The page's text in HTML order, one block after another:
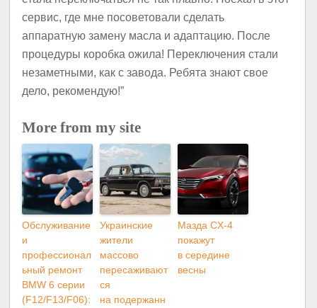
сервис, где мне посоветовали сделать
аппаратную замену масла и адаптацию. После
процедуры коробка ожила! Переключения стали
незаметными, как с завода. Ребята знают свое
дело, рекомендую!”
More from my site
Обслуживание
и
профессионал
ьный ремонт
BMW 6 серии
(F12/F13/F06):
Украинские
жители
массово
пересаживают
ся
на подержанн
Мазда CX-4
покажут
в середине
весны